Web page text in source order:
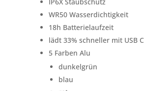
WR50 Wasserdichtigkeit
18h Batterielaufzeit
lädt 33% schneller mit USB C
5 Farben Alu
dunkelgrün
blau